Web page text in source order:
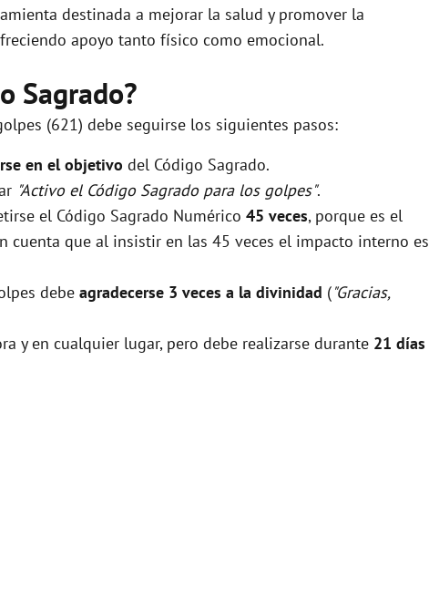
destinada a mejorar la salud y promover la
apoyo tanto físico como emocional.
Sagrado?
(621) debe seguirse los siguientes pasos:
en el objetivo del Código Sagrado.
"Activo el Código Sagrado para los golpes".
el Código Sagrado Numérico 45 veces, porque es el
cuenta que al insistir en las 45 veces el impacto interno es
debe agradecerse 3 veces a la divinidad ("Gracias,
y en cualquier lugar, pero debe realizarse durante 21 días